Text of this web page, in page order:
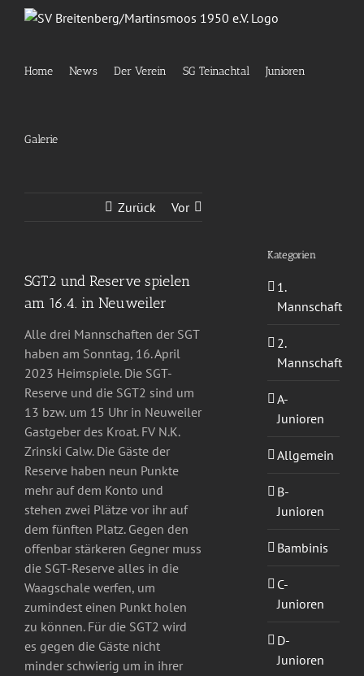
Home News Der Verein SG Teinachtal Junioren
Galerie
Zurück Vor
SGT2 und Reserve spielen
am 16.4. in Neuweiler
Alle drei Mannschaften der SGT
haben am Sonntag, 16. April
2023 Heimspiele. Die SGT-
Reserve und die SGT2 sind um
13 bzw. um 15 Uhr in Neuweiler
Gastgeber des Kroat. FV N.K.
Zrinski Calw. Die Gäste der
Reserve haben neun Punkte
mehr auf dem Konto und
stehen zwei Plätze vor ihr auf
dem fünften Platz. Gegen den
offenbar stärkeren Gegner muss
die SGT-Reserve alles in die
Waagschale werfen, um
zumindest einen Punkt holen
zu können. Für die SGT2 wird
es gegen die Gäste nicht
minder schwierig um in ihrer
Kategorien
1.
Mannschaft
2.
Mannschaft
A-
Junioren
Allgemein
B-
Junioren
Bambinis
C-
Junioren
D-
Junioren